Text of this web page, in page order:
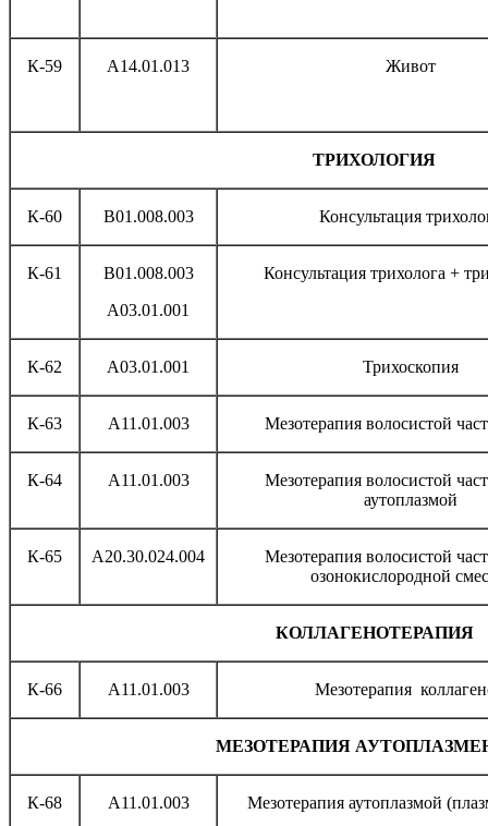
К-59 А14.01.013 Живот
ТРИХОЛОГИЯ
К-60 B01.008.003 Консультация
К-61
B01.008.003
А03.01.001
Консультация трихолога +
К-62 А03.01.001 Трихоскопия
К-63 А11.01.003 Мезотерапия волосистой
К-64 А11.01.003
Мезотерапия волосистой
аутоплазмой
К-65 A20.30.024.004
Мезотерапия волосистой
озонокислородной
КОЛЛАГЕНОТЕРАПИЯ
К-66 A11.01.003 Мезотерапия
МЕЗОТЕРАПИЯ
К-68 A11.01.003 Мезотерапия аутоплазмой